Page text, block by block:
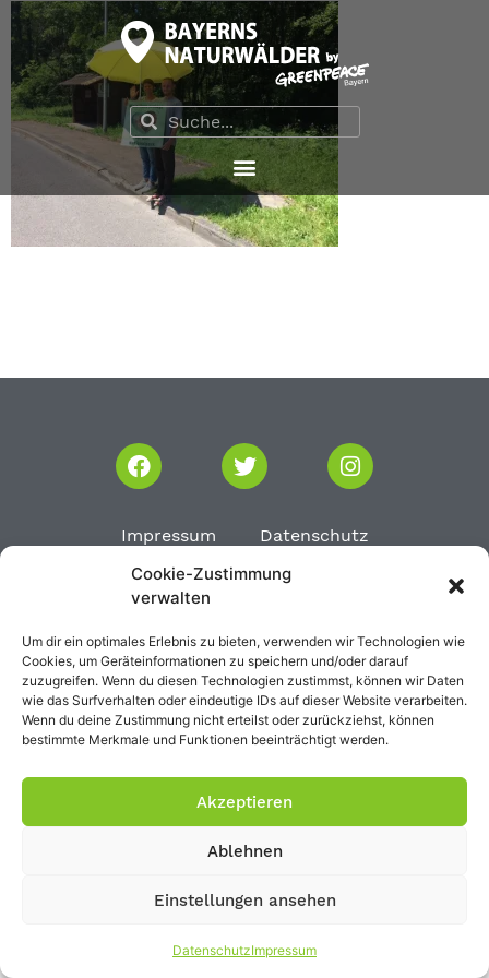
Cookie-Zustimmung
verwalten
Um dir ein optimales Erlebnis zu bieten, verwenden wir Technologien wie
Cookies, um Geräteinformationen zu speichern und/oder darauf
zuzugreifen. Wenn du diesen Technologien zustimmst, können wir Daten
wie das Surfverhalten oder eindeutige IDs auf dieser Website verarbeiten.
Wenn du deine Zustimmung nicht erteilst oder zurückziehst, können
bestimmte Merkmale und Funktionen beeinträchtigt werden.
Akzeptieren
Ablehnen
Einstellungen ansehen
DatenschutzImpressum
Impressum Datenschutz